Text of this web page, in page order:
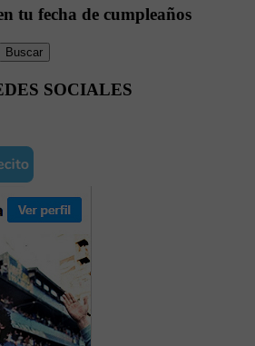
tu fecha de cumpleaños
Buscar
SOCIALES